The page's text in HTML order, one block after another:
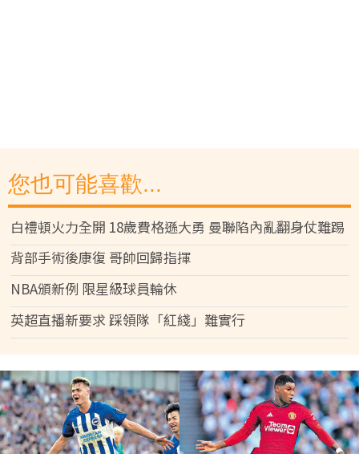
您也可能喜歡...
白禮頓火力全開 18歲費格遜大勇 曼聯陷內亂翻身仗難踢
背部手術後康復 哥帥回歸指揮
NBA頒新例 限星級球員輪休
英超直播新要求 踩領隊「紅綫」難實行